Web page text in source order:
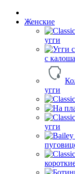
Женские
угги
с
угги
угги